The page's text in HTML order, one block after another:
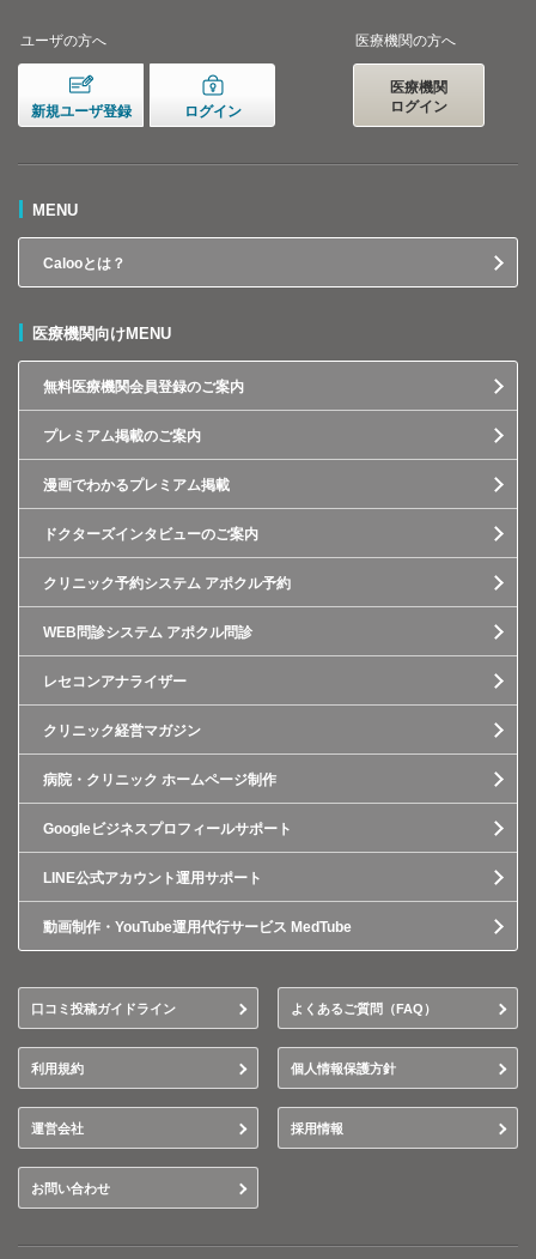
ユーザの方へ
新規ユーザ登録 ログイン
医療機関の方へ
医療機関
ログイン
MENU
Calooとは？
医療機関向けMENU
無料医療機関会員登録のご案内
プレミアム掲載のご案内
漫画でわかるプレミアム掲載
ドクターズインタビューのご案内
クリニック予約システム アポクル予約
WEB問診システム アポクル問診
レセコンアナライザー
クリニック経営マガジン
病院・クリニック ホームページ制作
Googleビジネスプロフィールサポート
LINE公式アカウント運用サポート
動画制作・YouTube運用代行サービス MedTube
口コミ投稿ガイドライン よくあるご質問（FAQ）
利用規約 個人情報保護方針
運営会社 採用情報
お問い合わせ